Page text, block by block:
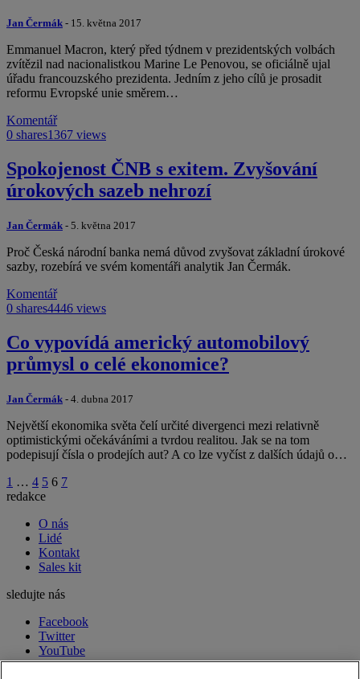
Jan Čermák - 15. května 2017
Emmanuel Macron, který před týdnem v prezidentských volbách
zvítězil nad nacionalistkou Marine Le Penovou, se oficiálně ujal
úřadu francouzského prezidenta. Jedním z jeho cílů je prosadit
reformu Evropské unie směrem…
Komentář
0 shares1367 views
Spokojenost ČNB s exitem. Zvyšování
úrokových sazeb nehrozí
Jan Čermák - 5. května 2017
Proč Česká národní banka nemá důvod zvyšovat základní úrokové
sazby, rozebírá ve svém komentáři analytik Jan Čermák.
Komentář
0 shares4446 views
Co vypovídá americký automobilový
průmysl o celé ekonomice?
Jan Čermák - 4. dubna 2017
Největší ekonomika světa čelí určité divergenci mezi relativně
optimistickými očekáváními a tvrdou realitou. Jak se na tom
podepisují čísla o prodejích aut? A co lze vyčíst z dalších údajů o…
1 … 4 5 6 7
redakce
O nás
Lidé
Kontakt
Sales kit
sledujte nás
Facebook
Twitter
YouTube
LinkedIn